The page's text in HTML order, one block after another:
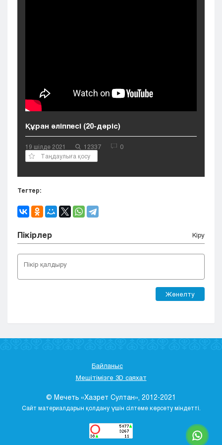
Уральск
Усть-Каменогорск
Құран әліппесі (20-дәріс)
19 шілде 2021 12337
0
Таңдаулыға қосу
Тегтер:
Пікірлер Кіру
Жөнелту
Байланыс
Мешітімізге 3D саяхат
© Мечеть «Хазрет Султан», 2012-2021
Сайт материалдарын қолдану үшін сілтеме көрсету міндетті.